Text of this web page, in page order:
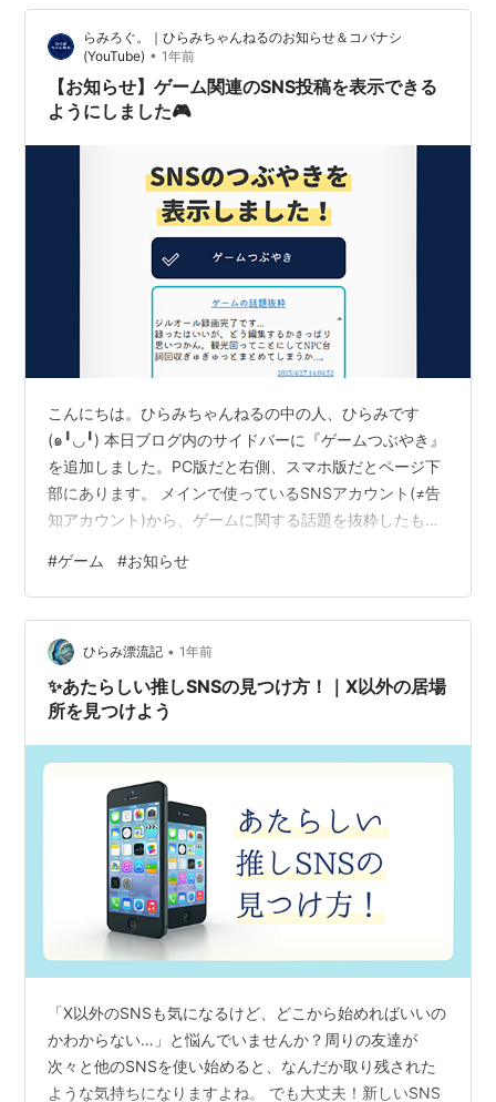
ビスの理想として、 包摂するユーザーが多く交流が活発
(SNSなので) 性的・政治的なセンシティブな投稿の自由
日本国の法律に準拠している サービスの安定性が高い 機
能性の…
らみろぐ。｜ひらみちゃんねるのお知らせ＆コバナシ
(YouTube) • 1年前
【お知らせ】ゲーム関連のSNS投稿を表示できる
ようにしました🎮
こんにちは。ひらみちゃんねるの中の人、ひらみです
(๑╹◡╹) 本日ブログ内のサイドバーに『ゲームつぶやき』
を追加しました。PC版だと右側、スマホ版だとページ下
部にあります。 メインで使っているSNSアカウント(≠告
知アカウント)から、ゲームに関する話題を抜粋したもの
い人は、直接notestockに飛んだ方がいいかもしれませ
ん。 以上、ブログ更新のお知らせでした。 ほな、また…
こんな感じだよ ✼••┈┈Blog&Channel
About┈┈••✼BlogTitle：らみろぐ。URL：https://hrm-
chnl.hateblo.jp/Bl…
#ゲーム #お知らせ
ひらみ漂流記 • 1年前
✨あたらしい推しSNSの見つけ方！｜X以外の居場
所を見つけよう
「X以外のSNSも気になるけど、どこから始めればいいの
かわからない…」と悩んでいませんか？周りの友達が
次々と他のSNSを使い始めると、なんだか取り残された
ような気持ちになりますよね。 でも大丈夫！新しいSNS